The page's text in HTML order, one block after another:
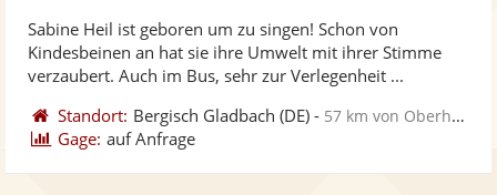
Sabine Heil ist geboren um zu singen! Schon von
Kindesbeinen an hat sie ihre Umwelt mit ihrer Stimme
verzaubert. Auch im Bus, sehr zur Verlegenheit ...
Standort: Bergisch Gladbach (DE) - 57 km von Oberhausen
Gage: auf Anfrage